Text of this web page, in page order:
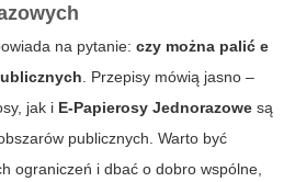
na pytanie: czy można palić e
. Przepisy mówią jasno –
jak i E-Papierosy Jednorazowe są
publicznych. Warto być
ograniczeń i dbać o dobro wspólne,